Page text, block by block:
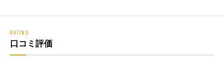
RATING
口コミ評価